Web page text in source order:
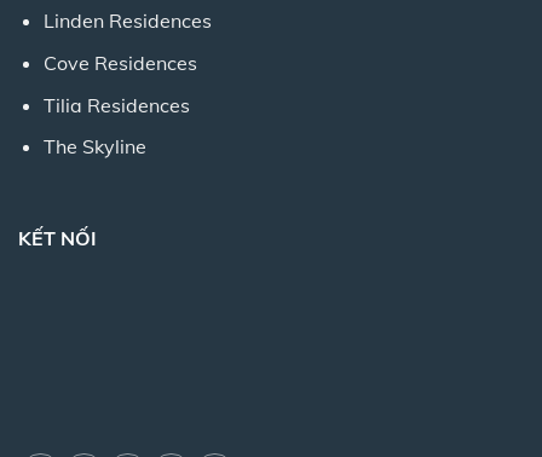
Linden Residences
Cove Residences
Tilia Residences
The Skyline
KẾT NỐI